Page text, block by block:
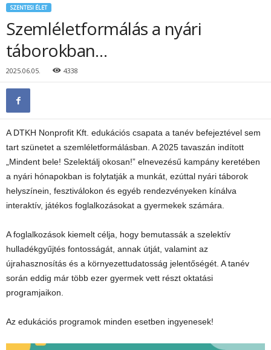
SZENTESI ÉLET
Szemléletformálás a nyári
táborokban…
2025.06.05. 4338
A DTKH Nonprofit Kft. edukációs csapata a tanév befejeztével sem
tart szünetet a szemléletformálásban. A 2025 tavaszán indított
„Mindent bele! Szelektálj okosan!” elnevezésű kampány keretében
a nyári hónapokban is folytatják a munkát, ezúttal nyári táborok
helyszínein, fesztiválokon és egyéb rendezvényeken kínálva
interaktív, játékos foglalkozásokat a gyermekek számára.
A foglalkozások kiemelt célja, hogy bemutassák a szelektív
hulladékgyűjtés fontosságát, annak útját, valamint az
újrahasznosítás és a környezettudatosság jelentőségét. A tanév
során eddig már több ezer gyermek vett részt oktatási
programjaikon.
Az edukációs programok minden esetben ingyenesek!